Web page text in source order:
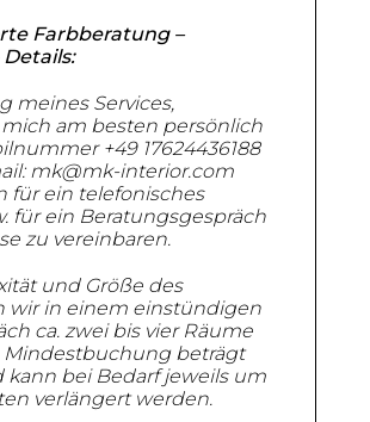
Farbberatung –
meines Services,
am besten persönlich
+49 17624436188
mk@mk-interior.com
für ein telefonisches
für ein Beratungsgespräch
zu vereinbaren.
und Größe des
wir in einem einstündigen
ca. zwei bis vier Räume
Mindestbuchung beträgt
bei Bedarf jeweils um
verlängert werden.